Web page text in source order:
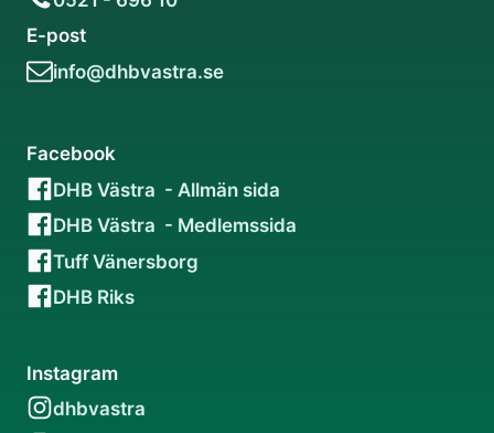
E-post
info@dhbvastra.se
Facebook
DHB Västra - Allmän sida
DHB Västra - Medlemssida
Tuff Vänersborg
DHB Riks
Instagram
dhbvastra